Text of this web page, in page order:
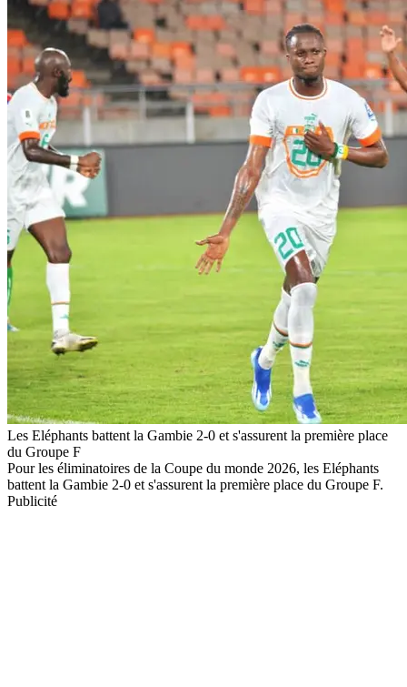
Les Eléphants battent la Gambie 2-0 et s'assurent la première place
du Groupe F
Pour les éliminatoires de la Coupe du monde 2026, les Eléphants
battent la Gambie 2-0 et s'assurent la première place du Groupe F.
Publicité